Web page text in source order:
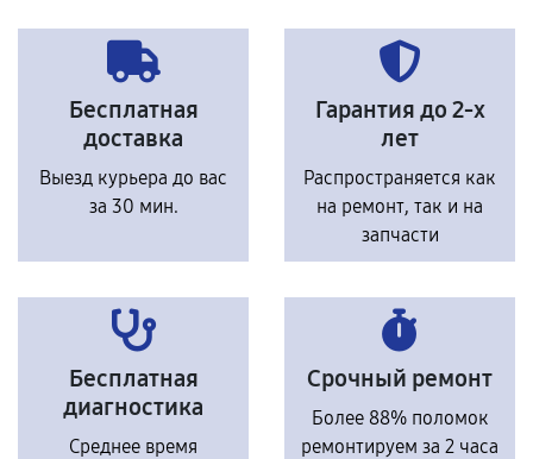
Бесплатная
доставка
Выезд курьера до вас
за 30 мин.
Гарантия до 2-х
лет
Распространяется как
на ремонт, так и на
запчасти
Бесплатная
диагностика
Среднее время
Срочный ремонт
Более 88% поломок
ремонтируем за 2 часа